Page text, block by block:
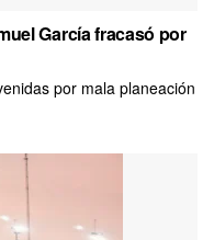
García fracasó por
por mala planeación